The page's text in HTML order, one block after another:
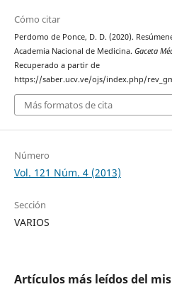
Cómo citar
Perdomo de Ponce, D. D. (2020).
Academia Nacional de Medicina. Gaceta
Recuperado a partir de
https://saber.ucv.ve/ojs/index.php/
Más formatos de cita
Número
Vol. 121 Núm. 4 (2013)
Sección
VARIOS
Artículos más leídos del